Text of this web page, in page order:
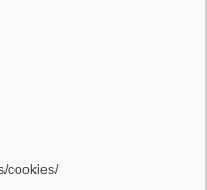
cookies/